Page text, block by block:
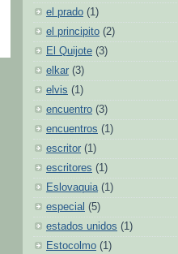
el prado (1)
el principito (2)
El Quijote (3)
elkar (3)
elvis (1)
encuentro (3)
encuentros (1)
escritor (1)
escritores (1)
Eslovaquia (1)
especial (5)
estados unidos (1)
Estocolmo (1)